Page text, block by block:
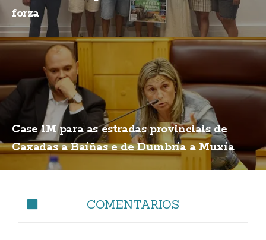
forza
Case 1M para as estradas provinciais de
Caxadas a Baíñas e de Dumbría a Muxía
COMENTARIOS